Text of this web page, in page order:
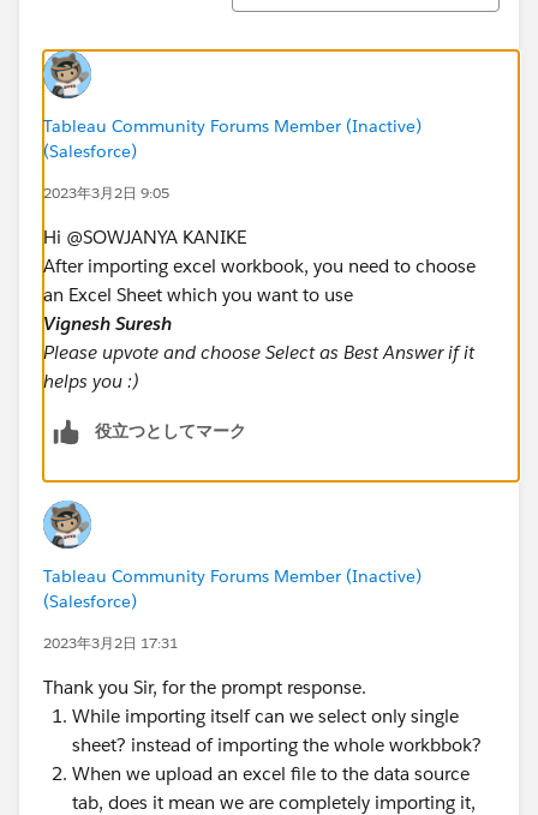
Tableau Community Forums Member (Inactive)
(Salesforce)
2023年3月2日 9:05
Hi @SOWJANYA KANIKE​
After importing excel workbook, you need to choose
an Excel Sheet which you want to use
Vignesh Suresh
Please upvote and choose Select as Best Answer if it
helps you :)
役立つとしてマーク
Tableau Community Forums Member (Inactive)
(Salesforce)
2023年3月2日 17:31
Thank you Sir, for the prompt response.
While importing itself can we select only single
sheet? instead of importing the whole workbbok?
When we upload an excel file to the data source
tab, does it mean we are completely importing it,